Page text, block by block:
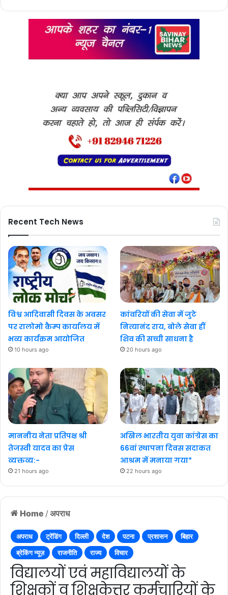
Home / अपराध
अपराध ट्रेंडिंग दिल्ली देश पटना प्रशासन
बिहार
ब्रेकिंग न्यूज़
राजनीति राज्य विचार
विद्यालयों एवं महाविद्यालयों के
शिक्षकों व शिक्षकेत्तर कर्मचारियों के
Recent Tech News
विश्व आदिवासी दिवस के अवसर
पर रालोमो कैम्प कार्यालय में
भव्य कार्यक्रम आयोजित
10 hours ago
कांवरियों की सेवा में जुटे
नित्यानंद राय, बोले सेवा हीं
शिव की सच्ची साधना है
20 hours ago
माननीय नेता प्रतिपक्ष श्री
तेजस्वी यादव का प्रेस
व्यक्तव्य:-
21 hours ago
अखिल भारतीय युवा कांग्रेस का
66वां स्थापना दिवस सदाकत
आश्रम में मनाया गया*
22 hours ago